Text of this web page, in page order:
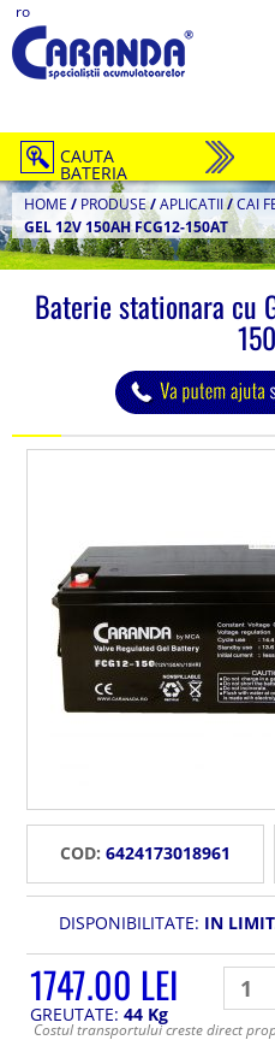
ro
CAUTA
BATERIA
HOME / PRODUSE/APLICATII/CAI
GEL 12V 150AH FCG12-150AT
Baterie stationara cu
COD: 6424173018961
DISPONIBILITATE: IN
1747.00 LEI
GREUTATE: 44 Kg
Costul transportului creste direct